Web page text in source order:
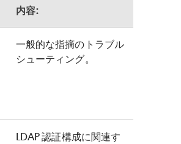
内容:
一般的な指摘のトラブル
シューティング。
LDAP 認証構成に関連す